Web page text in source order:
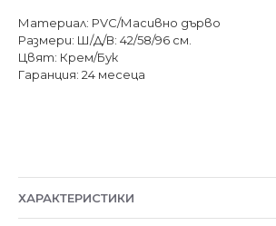
Материал: PVC/Масивно дърво
Размери: Ш/Д/В: 42/58/96 см.
Цвят: Крем/Бук
Гаранция: 24 месеца
ХАРАКТЕРИСТИКИ